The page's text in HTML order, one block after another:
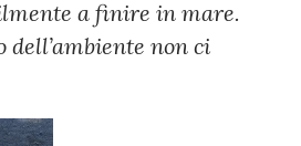
a finire in mare.
dell’ambiente non ci